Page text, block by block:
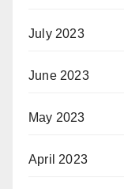
July 2023
June 2023
May 2023
April 2023